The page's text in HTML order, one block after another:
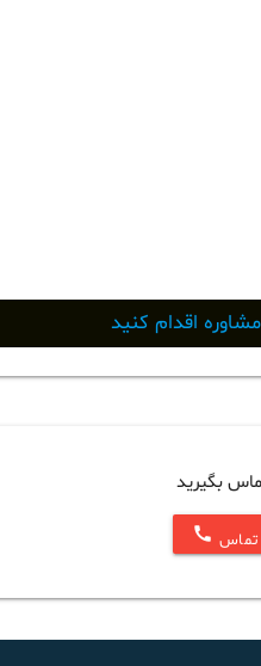
اقدام کنید
بگیرید
تماس call